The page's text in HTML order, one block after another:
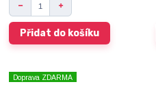
Přidat do košíku
Doprava ZDARMA